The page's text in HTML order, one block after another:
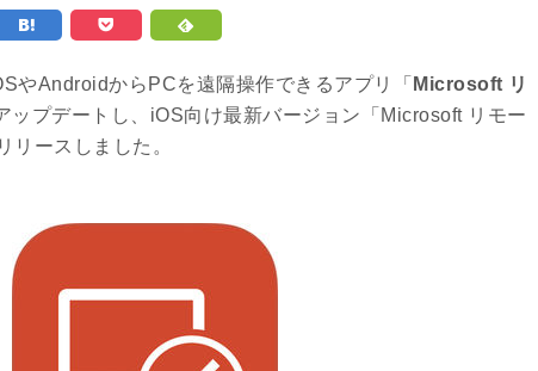
やAndroidからPCを遠隔操作できるアプリ「 Microsoft リ
ップデートし、iOS向け最新バージョン「Microsoft リモー
リースしました。